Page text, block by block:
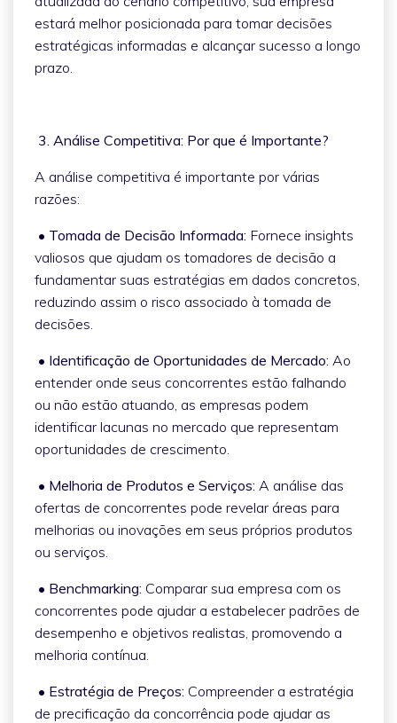
estará melhor posicionada para tomar decisões
estratégicas informadas e alcançar sucesso a longo
prazo.
3. Análise Competitiva: Por que é Importante?
A análise competitiva é importante por várias
razões:
• Tomada de Decisão Informada: Fornece insights
valiosos que ajudam os tomadores de decisão a
fundamentar suas estratégias em dados concretos,
reduzindo assim o risco associado à tomada de
decisões.
• Identificação de Oportunidades de Mercado: Ao
entender onde seus concorrentes estão falhando
ou não estão atuando, as empresas podem
identificar lacunas no mercado que representam
oportunidades de crescimento.
• Melhoria de Produtos e Serviços: A análise das
ofertas de concorrentes pode revelar áreas para
melhorias ou inovações em seus próprios produtos
ou serviços.
• Benchmarking: Comparar sua empresa com os
concorrentes pode ajudar a estabelecer padrões de
desempenho e objetivos realistas, promovendo a
melhoria contínua.
• Estratégia de Preços: Compreender a estratégia
de precificação da concorrência pode ajudar as